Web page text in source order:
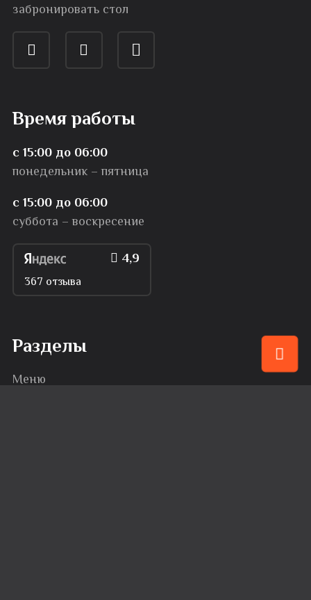
забронировать стол
Время работы
с 15:00 до 06:00
понедельник – пятница
с 15:00 до 06:00
суббота – воскресение
4,9
367 отзыва
Разделы
Меню